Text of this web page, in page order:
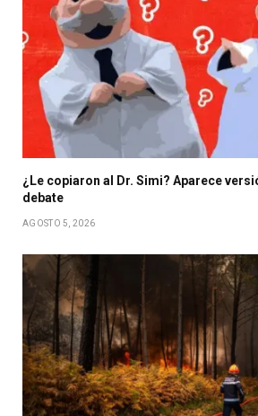
¿Le copiaron al Dr. Simi? Aparece
debate
AGOSTO 5, 2026